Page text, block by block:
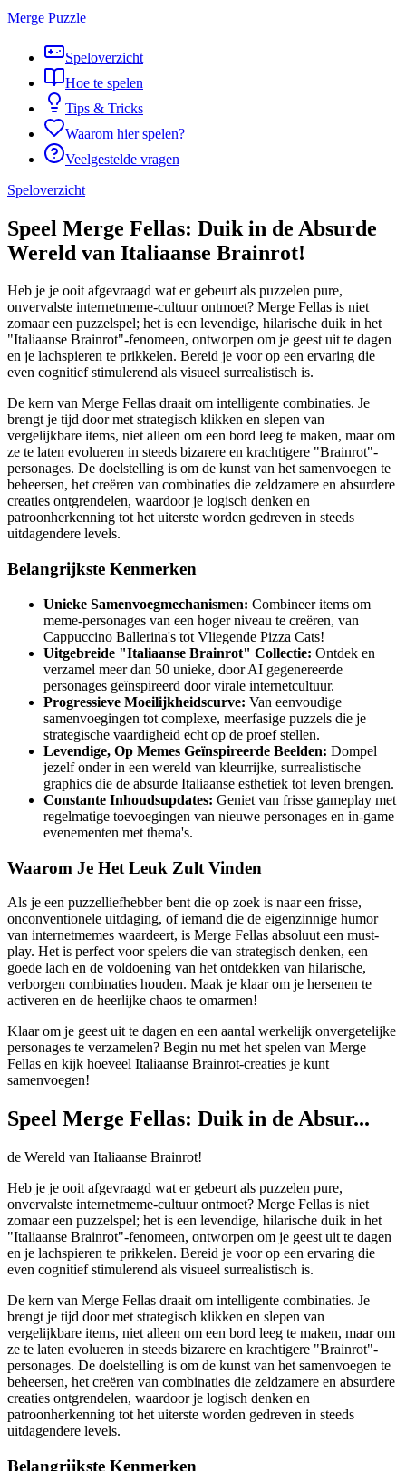
Merge Puzzle
Speloverzicht
Hoe te spelen
Tips & Tricks
Waarom hier spelen?
Veelgestelde vragen
Speloverzicht
Speel Merge Fellas: Duik in de Absurde
Wereld van Italiaanse Brainrot!
Heb je je ooit afgevraagd wat er gebeurt als puzzelen pure,
onvervalste internetmeme-cultuur ontmoet? Merge Fellas is niet
zomaar een puzzelspel; het is een levendige, hilarische duik in het
"Italiaanse Brainrot"-fenomeen, ontworpen om je geest uit te dagen
en je lachspieren te prikkelen. Bereid je voor op een ervaring die
even cognitief stimulerend als visueel surrealistisch is.
De kern van Merge Fellas draait om intelligente combinaties. Je
brengt je tijd door met strategisch klikken en slepen van
vergelijkbare items, niet alleen om een bord leeg te maken, maar om
ze te laten evolueren in steeds bizarere en krachtigere "Brainrot"-
personages. De doelstelling is om de kunst van het samenvoegen te
beheersen, het creëren van combinaties die zeldzamere en absurdere
creaties ontgrendelen, waardoor je logisch denken en
patroonherkenning tot het uiterste worden gedreven in steeds
uitdagendere levels.
Belangrijkste Kenmerken
Unieke Samenvoegmechanismen: Combineer items om
meme-personages van een hoger niveau te creëren, van
Cappuccino Ballerina's tot Vliegende Pizza Cats!
Uitgebreide "Italiaanse Brainrot" Collectie: Ontdek en
verzamel meer dan 50 unieke, door AI gegenereerde
personages geïnspireerd door virale internetcultuur.
Progressieve Moeilijkheidscurve: Van eenvoudige
samenvoegingen tot complexe, meerfasige puzzels die je
strategische vaardigheid echt op de proef stellen.
Levendige, Op Memes Geïnspireerde Beelden: Dompel
jezelf onder in een wereld van kleurrijke, surrealistische
graphics die de absurde Italiaanse esthetiek tot leven brengen.
Constante Inhoudsupdates: Geniet van frisse gameplay met
regelmatige toevoegingen van nieuwe personages en in-game
evenementen met thema's.
Waarom Je Het Leuk Zult Vinden
Als je een puzzelliefhebber bent die op zoek is naar een frisse,
onconventionele uitdaging, of iemand die de eigenzinnige humor
van internetmemes waardeert, is Merge Fellas absoluut een must-
play. Het is perfect voor spelers die van strategisch denken, een
goede lach en de voldoening van het ontdekken van hilarische,
verborgen combinaties houden. Maak je klaar om je hersenen te
activeren en de heerlijke chaos te omarmen!
Klaar om je geest uit te dagen en een aantal werkelijk onvergetelijke
personages te verzamelen? Begin nu met het spelen van Merge
Fellas en kijk hoeveel Italiaanse Brainrot-creaties je kunt
samenvoegen!
Speel Merge Fellas: Duik in de Absur...
de Wereld van Italiaanse Brainrot!
Heb je je ooit afgevraagd wat er gebeurt als puzzelen pure,
onvervalste internetmeme-cultuur ontmoet? Merge Fellas is niet
zomaar een puzzelspel; het is een levendige, hilarische duik in het
"Italiaanse Brainrot"-fenomeen, ontworpen om je geest uit te dagen
en je lachspieren te prikkelen. Bereid je voor op een ervaring die
even cognitief stimulerend als visueel surrealistisch is.
De kern van Merge Fellas draait om intelligente combinaties. Je
brengt je tijd door met strategisch klikken en slepen van
vergelijkbare items, niet alleen om een bord leeg te maken, maar om
ze te laten evolueren in steeds bizarere en krachtigere "Brainrot"-
personages. De doelstelling is om de kunst van het samenvoegen te
beheersen, het creëren van combinaties die zeldzamere en absurdere
creaties ontgrendelen, waardoor je logisch denken en
patroonherkenning tot het uiterste worden gedreven in steeds
uitdagendere levels.
Belangrijkste Kenmerken